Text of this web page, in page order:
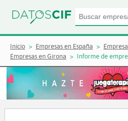
Inicio Empresas en España
Empresas en Girona
Informe de